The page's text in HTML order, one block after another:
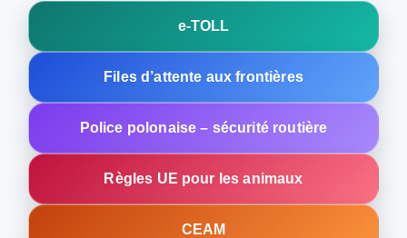
e‑TOLL
Files d’attente aux frontières
Police polonaise – sécurité routière
Règles UE pour les animaux
CEAM